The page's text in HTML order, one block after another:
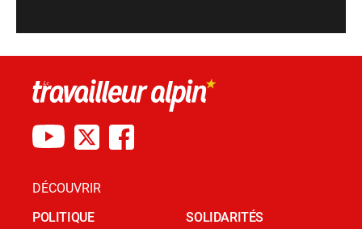
DÉCOUVRIR
POLITIQUE
SOLIDARITÉS